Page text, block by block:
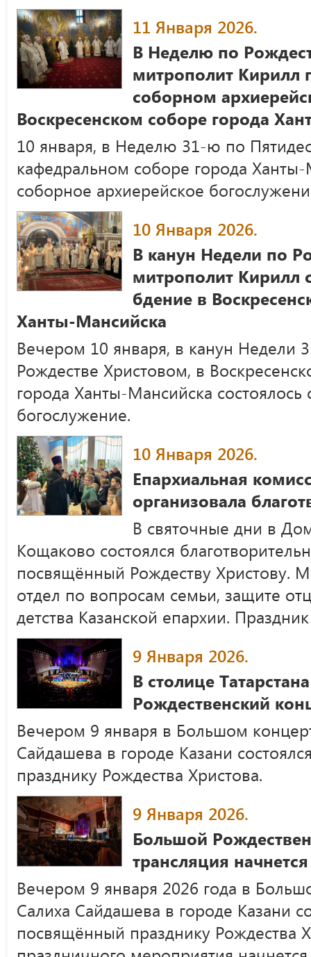
11 Января 2026.
В Неделю по
митрополит Кирилл
соборном
Воскресенском соборе города
10 января, в Неделю 31-ю по
кафедральном соборе города Ханты-
соборное архиерейское
10 Января 2026.
В канун Недели по
митрополит Кирилл
бдение в
Ханты-Мансийска
Вечером 10 января, в канун Недели
Рождестве Христовом, в
города Ханты-Мансийска
богослужение.
10 Января 2026.
Епархиальная
организовала
В святочные дни в
Кощаково состоялся
посвящённый Рождеству Христову.
отдел по вопросам семьи, защите
детства Казанской епархии.
9 Января 2026.
В столице
Рождественский
Вечером 9 января в Большом
Сайдашева в городе Казани
празднику Рождества Христова.
9 Января 2026.
Большой
трансляция
Вечером 9 января 2026 года в
Салиха Сайдашева в городе Казани
посвящённый празднику Рождества